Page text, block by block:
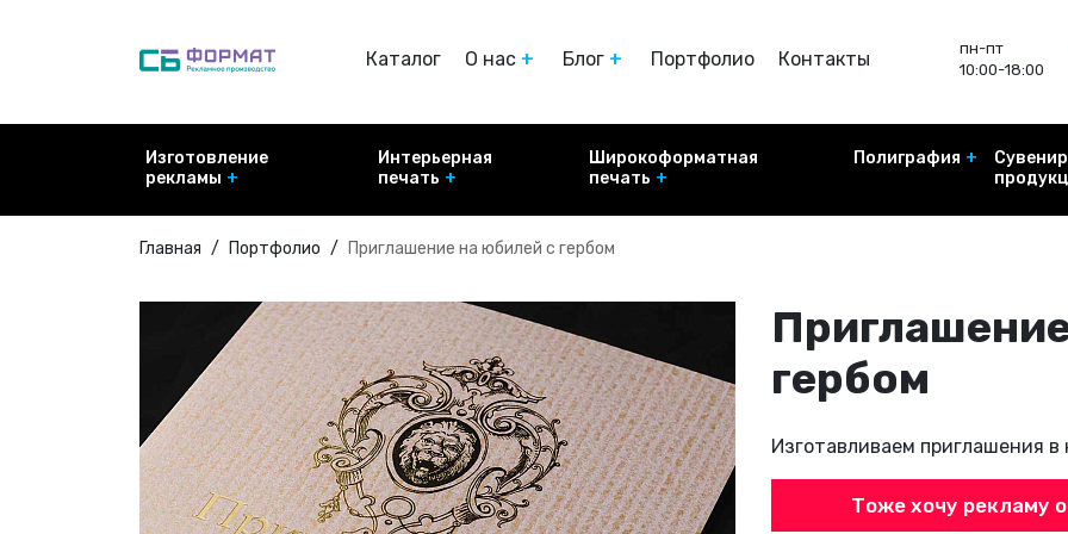
Каталог
О нас
работаем?
Блог
Статьи
Портфолио Контакты
пн-пт
10:00-18:00
Изготовление
рекламы
Световые короба
Крышные установки
Вывески
Световые панели
Панель кронштейн
Информационные и
выставочные стенды
Интерьерная
печать
Печать на холсте
Стенды ролл-ап
Печать на фотобумаге
Изготовление
информационных стендов
Пластиковые таблички
Рекламные таблички
Широкоформатная
печать
Баннеры
Полиграфия
Главная Портфолио Приглашение на юбилей с гербом
гербом
Изготавливаем приглашения в
Тоже хочу рекламу